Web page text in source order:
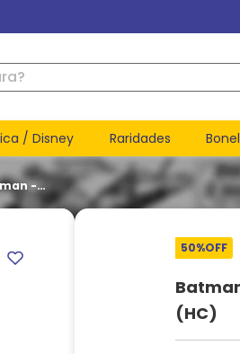
/ Disney Raridades
-
(HC)
50%OFF
(HC)